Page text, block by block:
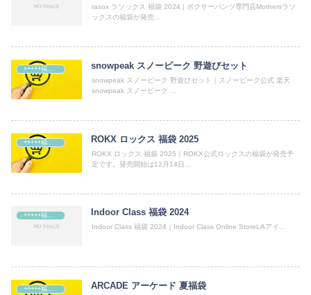
rasox ラソックス 福袋 2024 | ボクサーパンツ専門店Mothersラソ
ックスの福袋が発売...
+++++福袋++++++ snowpeak スノーピーク 野遊びセット
snowpeak スノーピーク 野遊びセット｜スノーピーク公式 楽天
snowpeak スノーピーク ...
ROKX ロックス 福袋 2025
ROKX ロックス 福袋 2025｜ROKX公式ロックスの福袋が発売予
定です。発売開始は12月14日...
+++++福袋++++++ Indoor Class 福袋 2024
Indoor Class 福袋 2024｜Indoor Class Online StoreLAアイ...
+++++福袋++++++ ARCADE アーケード 夏福袋